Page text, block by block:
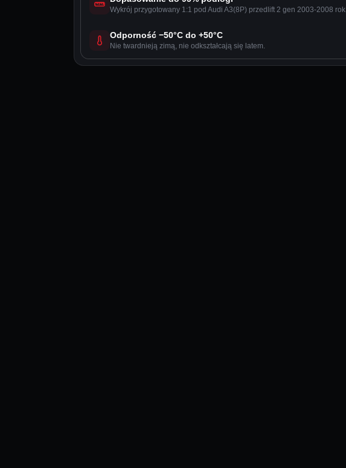
Wykrój przygotowany 1:1 pod Audi A3(8P) przedlift 2 gen 2003-2008 rok.
Odporność −50°C do +50°C
Nie twardnieją zimą, nie odkształcają się latem.